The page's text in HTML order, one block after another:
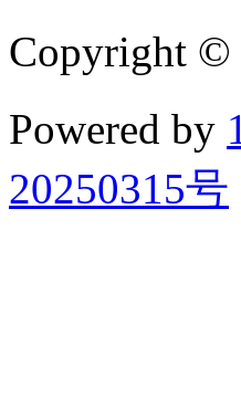
Copyright ©
Powered by
20250315号